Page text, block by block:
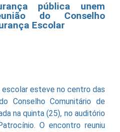
pública unem
do Conselho
Escolar
escolar esteve no centro das
Conselho Comunitário de
na quinta (25), no auditório
O encontro reuniu